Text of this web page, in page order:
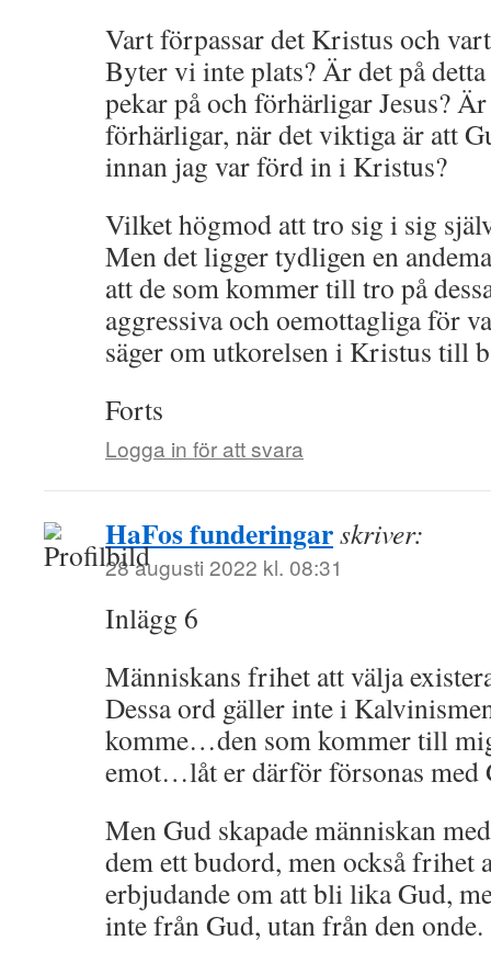
Vart förpassar det Kristus och
Byter vi inte plats? Är det på
pekar på och förhärligar Jesus?
förhärligar, när det viktiga är att
innan jag var förd in i Kristus?
Vilket högmod att tro sig i sig
Men det ligger tydligen en
att de som kommer till tro på
aggressiva och oemottagliga för
säger om utkorelsen i Kristus till
Forts
Logga in för att svara
HaFos funderingarskriver:
28 augusti 2022 kl. 08:31
Inlägg 6
Människans frihet att välja
Dessa ord gäller inte i
komme…den som kommer till
emot…låt er därför försonas
Men Gud skapade människan
dem ett budord, men också frihet
erbjudande om att bli lika Gud,
inte från Gud, utan från den onde.